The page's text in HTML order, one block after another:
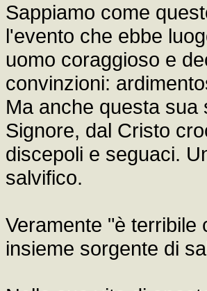
Sappiamo come
l'evento che ebbe
uomo coraggioso e
convinzioni:
Ma anche questa
Signore, dal Cristo
discepoli e seguaci.
salvifico.
Veramente "è terribile
insieme sorgente di